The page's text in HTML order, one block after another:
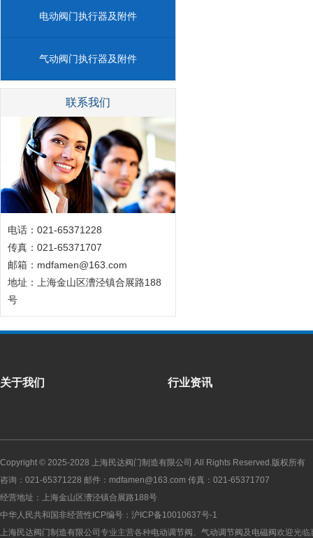
电动阀门执行器及附件
气动阀门执行器及附件
联系我们
电话：021-65371228
传真：021-65371707
邮箱：mdfamen@163.com
地址：上海金山区漕泾镇合展路188
号
关于我们 行业资讯
Copyright © 2025-2028 上海民达阀门制造有限公司 All Rights Reserved.版权所有
咨询：021-65371228 邮件：mdfamen@163.com 传真：021-65371707
经营地址：上海金山区漕泾镇合展路188号
中华人民共和国非经营性ICP编号： 沪ICP备10010637号-1
上海民达阀门制造有限公司 专业主营各种电动调节阀 、 气动调节阀 及 电磁阀欢迎光临